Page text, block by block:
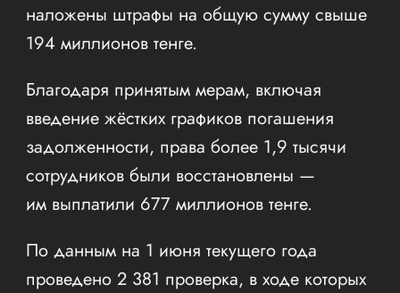
наложены штрафы на общую сумму свыше
194 миллионов тенге.
Благодаря принятым мерам, включая
введение жёстких графиков погашения
задолженности, права более 1,9 тысячи
сотрудников были восстановлены —
им выплатили 677 миллионов тенге.
По данным на 1 июня текущего года
проведено 2 381 проверка, в ходе которых